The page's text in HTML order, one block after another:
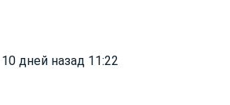
10 дней назад 11:22